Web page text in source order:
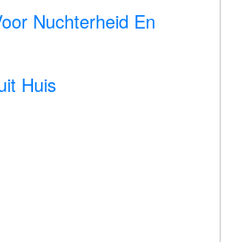
Nuchterheid En
Huis